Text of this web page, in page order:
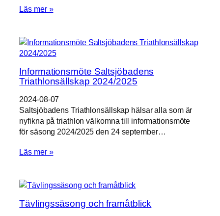
Läs mer »
Informationsmöte Saltsjöbadens
Triathlonsällskap 2024/2025
2024-08-07
Saltsjöbadens Triathlonsällskap hälsar alla som är
nyfikna på triathlon välkomna till informationsmöte
för säsong 2024/2025 den 24 september…
Läs mer »
Tävlingssäsong och framåtblick
funktionalitet
och
hur
hemsidan
För att vår
hemsida
ska
prestera så
möjligt
här kakorna
viss